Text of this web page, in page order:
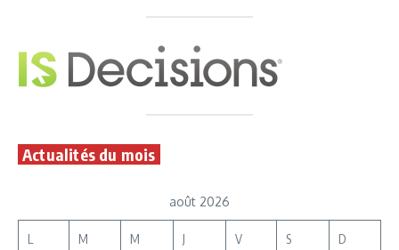
Actualités du mois
août 2026
L M M J V S D